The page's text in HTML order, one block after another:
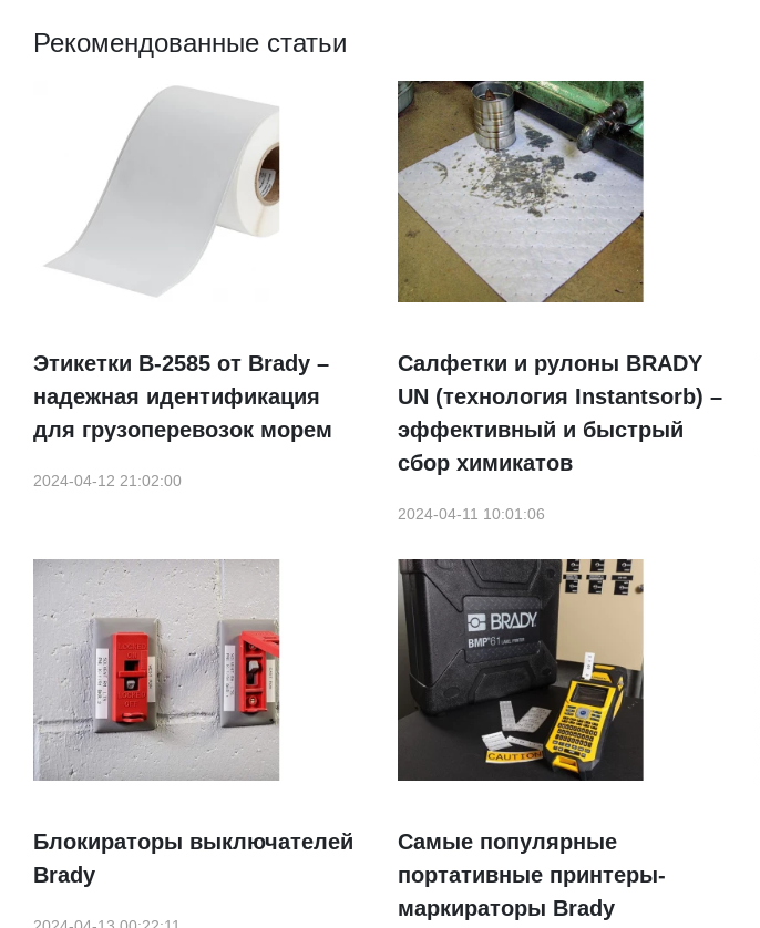
Рекомендованные статьи
Этикетки B-2585 от Brady –
надежная идентификация
для грузоперевозок морем
2024-04-12 21:02:00
Салфетки и рулоны BRADY
UN (технология Instantsorb) –
эффективный и быстрый
сбор химикатов
2024-04-11 10:01:06
Блокираторы выключателей
Brady
Самые популярные
портативные принтеры-
маркираторы Brady